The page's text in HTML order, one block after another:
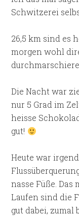
Schwitzerei
26,5 km sind es
morgen wohl
Die Nacht war
nur 5 Grad im
heisse
gut!
Heute war
nasse Füße.
Laufen sind die
gut dabei, zumal